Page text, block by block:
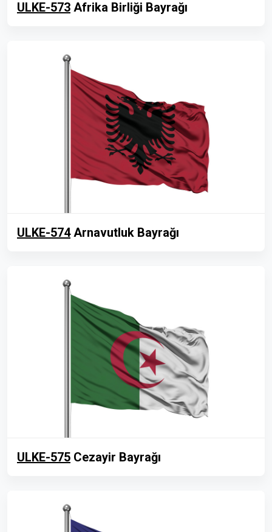
ULKE-573 Afrika Birliği Bayrağı
ULKE-574Arnavutluk Bayrağı
ULKE-575 Cezayir Bayrağı